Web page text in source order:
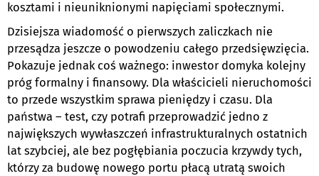
kosztami i nieuniknionymi napięciami społecznymi.
Dzisiejsza wiadomość o pierwszych zaliczkach nie
przesądza jeszcze o powodzeniu całego przedsięwzięcia.
Pokazuje jednak coś ważnego: inwestor domyka kolejny
próg formalny i finansowy. Dla właścicieli nieruchomości
to przede wszystkim sprawa pieniędzy i czasu. Dla
państwa – test, czy potrafi przeprowadzić jedno z
największych wywłaszczeń infrastrukturalnych ostatnich
lat szybciej, ale bez pogłębiania poczucia krzywdy tych,
którzy za budowę nowego portu płacą utratą swoich